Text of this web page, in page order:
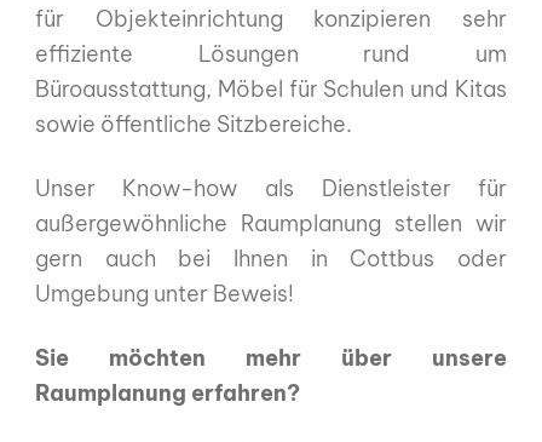
für Objekteinrichtung konzipieren sehr
effiziente Lösungen rund um
Büroausstattung, Möbel für Schulen und Kitas
sowie öffentliche Sitzbereiche.
Unser Know-how als Dienstleister für
außergewöhnliche Raumplanung stellen wir
gern auch bei Ihnen in Cottbus oder
Umgebung unter Beweis!
Sie möchten mehr über unsere
Raumplanung erfahren?